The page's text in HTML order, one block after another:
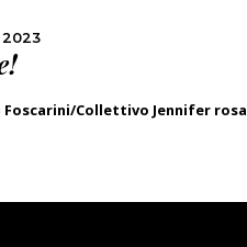
Foscarini/Collettivo Jennifer rosa